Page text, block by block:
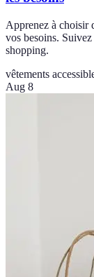
Apprenez à choisir
vos besoins.
shopping.
vêtements
Aug 8